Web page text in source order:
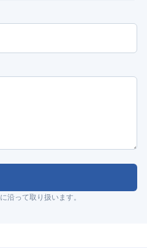
に沿って取り扱います。